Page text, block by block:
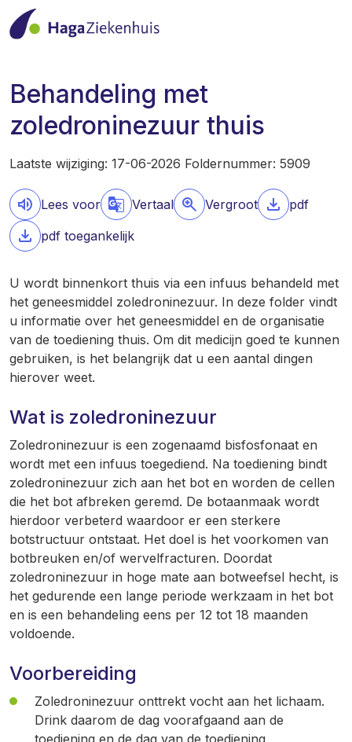
Behandeling met
zoledroninezuur thuis
Laatste wijziging: 17-06-2026 Foldernummer: 5909
Lees voor Vertaal Vergroot
pdf
pdf toegankelijk
U wordt binnenkort thuis via een infuus behandeld met
het geneesmiddel zoledroninezuur. In deze folder vindt
u informatie over het geneesmiddel en de organisatie
van de toediening thuis. Om dit medicijn goed te kunnen
gebruiken, is het belangrijk dat u een aantal dingen
hierover weet.
Wat is zoledroninezuur
Zoledroninezuur is een zogenaamd bisfosfonaat en
wordt met een infuus toegediend. Na toediening bindt
zoledroninezuur zich aan het bot en worden de cellen
die het bot afbreken geremd. De botaanmaak wordt
hierdoor verbeterd waardoor er een sterkere
botstructuur ontstaat. Het doel is het voorkomen van
botbreuken en/of wervelfracturen. Doordat
zoledroninezuur in hoge mate aan botweefsel hecht, is
het gedurende een lange periode werkzaam in het bot
en is een behandeling eens per 12 tot 18 maanden
voldoende.
Voorbereiding
Zoledroninezuur onttrekt vocht aan het lichaam.
Drink daarom de dag voorafgaand aan de
toediening en de dag van de toediening